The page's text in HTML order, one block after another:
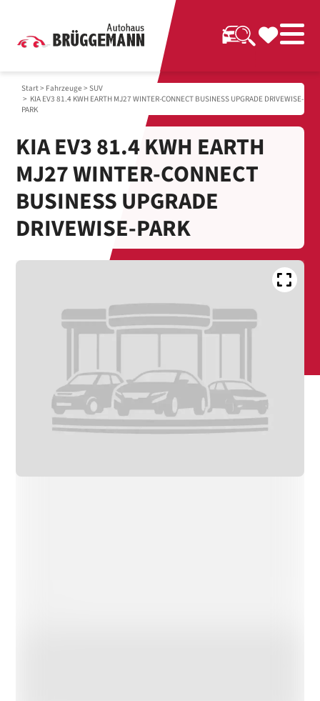
Start> Fahrzeuge > SUV
> KIA EV3 81.4 KWH EARTH MJ27 WINTER-CONNECT BUSINESS UPGRADE DRIVEWISE-
PARK
KIA EV3 81.4 KWH EARTH
MJ27 WINTER-CONNECT
BUSINESS UPGRADE
DRIVEWISE-PARK